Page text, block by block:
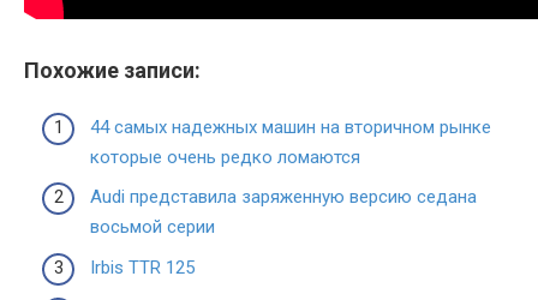
Похожие записи:
44 самых надежных машин на вторичном рынке
которые очень редко ломаются
Audi представила заряженную версию седана
восьмой серии
Irbis TTR 125